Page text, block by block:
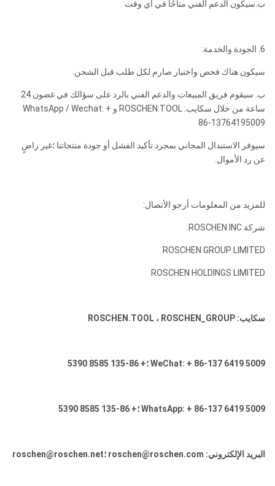
ب.سيكون الدعم الفني متاحًا في أي وقت
6. الجودة والخدمة:
سيكون هناك فحص واختبار صارم لكل طلب قبل الشحن.
ب. سيقوم فريق المبيعات والدعم الفني بالرد على سؤالك في غضون 24
ساعة من خلال سكايب: ROSCHEN.TOOL و WhatsApp / Wechat: +
86-13764195009
سيوفر الاستبدال المجاني بمجرد تأكيد الفشل أو جودة منتجاتنا ؛غير راضٍ
عن رد الأموال.
للمزيد من المعلومات أرجو الأتصال:
شركة ROSCHEN INC.
ROSCHEN GROUP LIMITED
ROSCHEN HOLDINGS LIMITED
سكايب: ROSCHEN.TOOL ، ROSCHEN_GROUP
WeChat: + 86-137 6419 5009 ؛+ 86-135 8585 5390
WhatsApp: + 86-137 6419 5009 ؛+ 86-135 8585 5390
البريد الإلكتروني: roschen@roschen.com ؛roschen@roschen.net